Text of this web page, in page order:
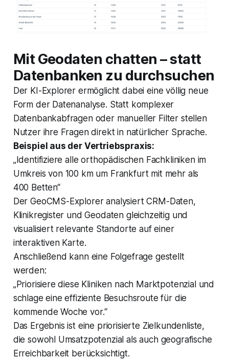
Mit Geodaten chatten – statt
Datenbanken zu durchsuchen
Der KI-Explorer ermöglicht dabei eine völlig neue
Form der Datenanalyse. Statt komplexer
Datenbankabfragen oder manueller Filter stellen
Nutzer ihre Fragen direkt in natürlicher Sprache.
Beispiel aus der Vertriebspraxis:
„Identifiziere alle orthopädischen Fachkliniken im
Umkreis von 100 km um Frankfurt mit mehr als
400 Betten“
Der GeoCMS-Explorer analysiert CRM-Daten,
Klinikregister und Geodaten gleichzeitig und
visualisiert relevante Standorte auf einer
interaktiven Karte.
Anschließend kann eine Folgefrage gestellt
werden:
„Priorisiere diese Kliniken nach Marktpotenzial und
schlage eine effiziente Besuchsroute für die
kommende Woche vor.“
Das Ergebnis ist eine priorisierte Zielkundenliste,
die sowohl Umsatzpotenzial als auch geografische
Erreichbarkeit berücksichtigt.